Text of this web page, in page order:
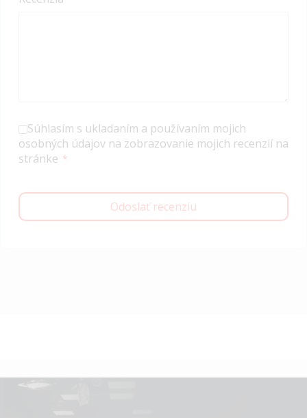
Súhlasím s ukladaním a používaním mojich
osobných údajov na zobrazovanie mojich recenzií na
stránke
Odoslať recenziu